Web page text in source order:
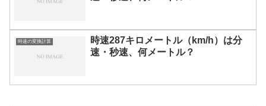
時速の変換計算
時速287キロメートル（km/h）は分
速・秒速、何メートル？